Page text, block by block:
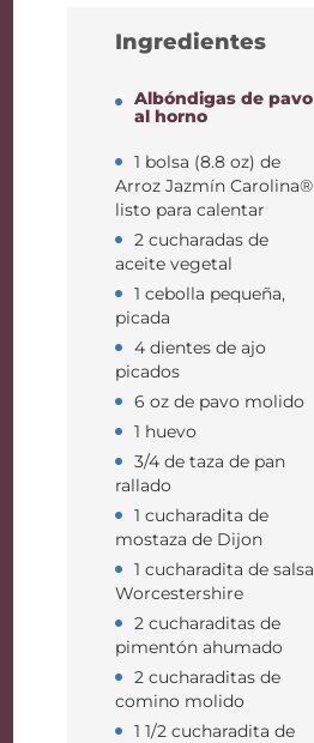
Ingredientes
Albóndigas de pavo
al horno
1 bolsa (8.8 oz) de
Arroz Jazmín Carolina®
listo para calentar
2 cucharadas de
aceite vegetal
1 cebolla pequeña,
picada
4 dientes de ajo
picados
6 oz de pavo molido
1 huevo
3/4 de taza de pan
rallado
1 cucharadita de
mostaza de Dijon
1 cucharadita de salsa
Worcestershire
2 cucharaditas de
pimentón ahumado
2 cucharaditas de
comino molido
1 1/2 cucharadita de